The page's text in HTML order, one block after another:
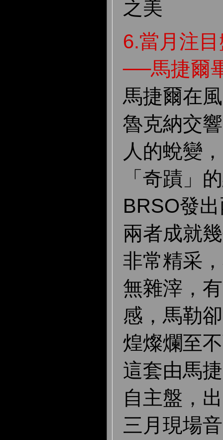
之美
6.當月注
──馬捷爾
馬捷爾在
魯克納交
人的蛻變
「奇蹟」
BRSO發
兩者成就
非常精采
無雜滓，
感，馬勒
煌燦爛至
這套由馬
自主盤，
三月現場